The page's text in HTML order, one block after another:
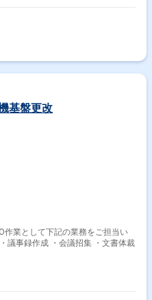
基盤更改
作業として下記の業務をご担当い
議事録作成 ・会議招集 ・文書体裁